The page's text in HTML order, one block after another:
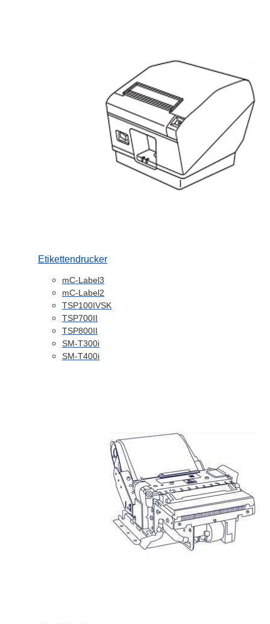
Etikettendrucker
mC-Label3
mC-Label2
TSP100IVSK
TSP700II
TSP800II
SM-T300i
SM-T400i